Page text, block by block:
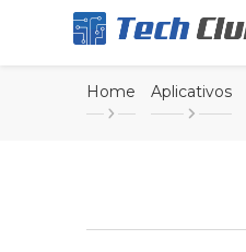
Canal Tech
Home
Aplicativos